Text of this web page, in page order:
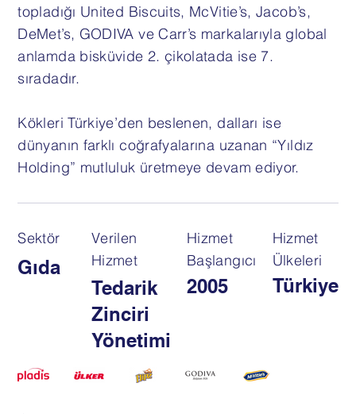
topladığı United Biscuits, McVitie’s, Jacob’s,
DeMet’s, GODIVA ve Carr’s markalarıyla global
anlamda bisküvide 2. çikolatada ise 7.
sıradadır.
Kökleri Türkiye’den beslenen, dalları ise
dünyanın farklı coğrafyalarına uzanan “Yıldız
Holding” mutluluk üretmeye devam ediyor.
Sektör
Gıda
Verilen
Hizmet
Tedarik
Zinciri
Yönetimi
Hizmet
Başlangıcı
2005
Hizmet
Ülkeleri
Türkiye